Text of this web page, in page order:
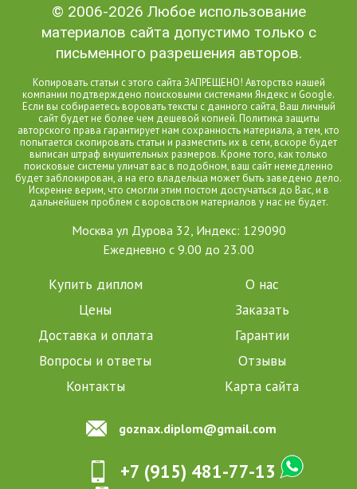
© 2006-2026 Любое использование
материалов сайта допустимо только с
письменного разрешения авторов.
Копировать статьи с этого сайта ЗАПРЕЩЕНО! Авторство нашей
компании подтверждено поисковыми системами Яндекс и Google.
Если вы собираетесь воровать тексты с данного сайта, Ваш личный
сайт будет не более чем дешевой копией. Политика защиты
авторского права гарантирует нам сохранность материала, а тем, кто
попытается скопировать статьи и разместить их в сети, вскоре будет
выписан штраф внушительных размеров. Кроме того, как только
поисковые системы уличат вас в подобном, ваш сайт немедленно
будет заблокирован, а на его владельца может быть заведено дело.
Искренне верим, что смогли этим постом достучаться до Вас, и в
дальнейшем проблем с воровством материалов у нас не будет.
Москва ул Дурова 32, Индекс: 129090
Ежедневно с 9.00 до 23.00
Купить диплом
О нас
Цены
Заказать
Доставка и оплата
Гарантии
Вопросы и ответы
Отзывы
Контакты
Карта сайта
goznax.diplom@gmail.com
+7 (915) 481-77-13